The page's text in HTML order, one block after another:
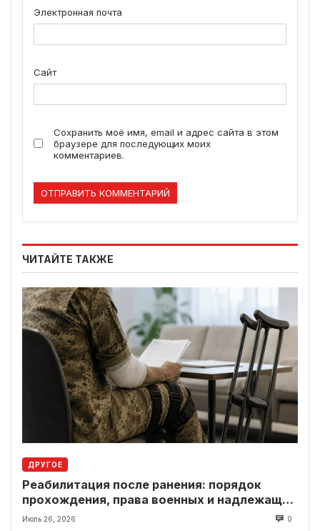
Электронная почта
Сайт
Сохранить моё имя, email и адрес сайта в этом
браузере для последующих моих
комментариев.
ЧИТАЙТЕ ТАКЖЕ
ДРУГОЕ
Реабилитация после ранения: порядок
прохождения, права военных и надлежащие
выплаты
Июль 26, 2026 0